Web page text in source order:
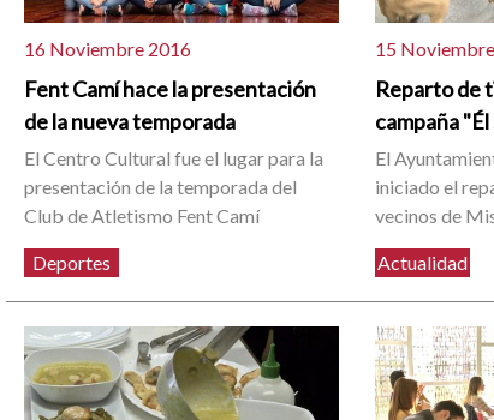
16 Noviembre 2016
Fent Camí hace la presentación
de la nueva temporada
El Centro Cultural fue el lugar para la
presentación de la temporada del
Club de Atletismo Fent Camí
Deportes
15
Reparto de
campaña
El
iniciado el
vecinos de
Actualidad